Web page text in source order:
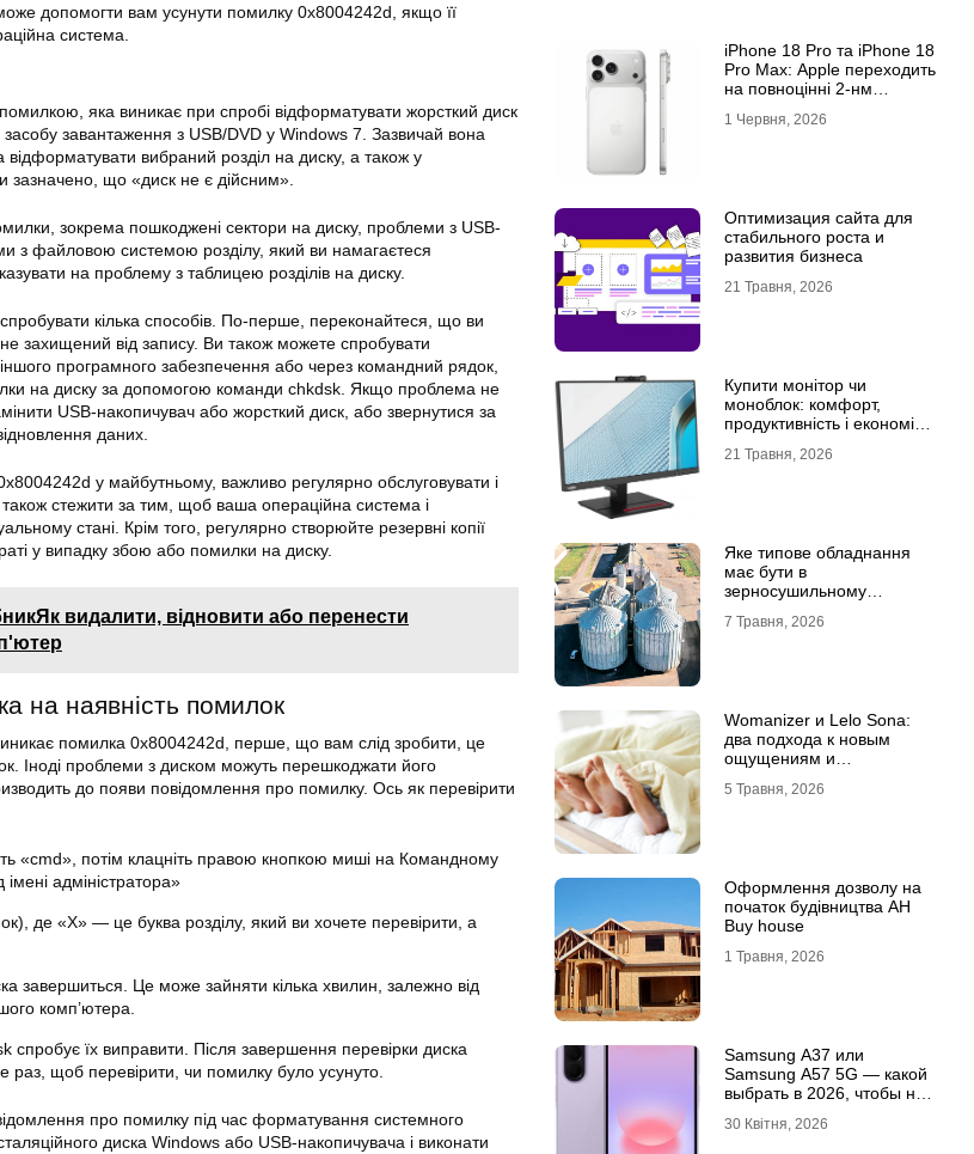
допомогти вам усунути помилку 0x8004242d, якщо її
система.
яка виникає при спробі відформатувати жорсткий диск
завантаження з USB/DVD у Windows 7. Зазвичай вона
вибраний розділ на диску, а також у
зазначено, що «диск не є дійсним».
зокрема пошкоджені сектори на диску, проблеми з USB-
з файловою системою розділу, який ви намагаєтеся
на проблему з таблицею розділів на диску.
кілька способів. По-перше, переконайтеся, що ви
захищений від запису. Ви також можете спробувати
програмного забезпечення або через командний рядок,
на диску за допомогою команди chkdsk. Якщо проблема не
USB-накопичувач або жорсткий диск, або звернутися за
даних.
у майбутньому, важливо регулярно обслуговувати і
також стежити за тим, щоб ваша операційна система і
стані. Крім того, регулярно створюйте резервні копії
у випадку збою або помилки на диску.
видалити, відновити або перенести
на наявність помилок
помилка 0x8004242d, перше, що вам слід зробити, це
Іноді проблеми з диском можуть перешкоджати його
до появи повідомлення про помилку. Ось як перевірити
«cmd», потім клацніть правою кнопкою миші на Командному
імені адміністратора»
де «X» — це буква розділу, який ви хочете перевірити, а
завершиться. Це може зайняти кілька хвилин, залежно від
комп’ютера.
їх виправити. Після завершення перевірки диска
раз, щоб перевірити, чи помилку було усунуто.
про помилку під час форматування системного
диска Windows або USB-накопичувача і виконати
iPhone 18 Pro та iPhone 18
Pro Max: Apple переходить
на повноцінні 2-нм
1 Червня, 2026
Оптимизация сайта для
стабильного роста и
развития бизнеса
21 Травня, 2026
Купити монітор чи
моноблок: комфорт,
продуктивність і економія
21 Травня, 2026
Яке типове обладнання
має бути в
зерносушильному
7 Травня, 2026
Womanizer и Lelo Sona:
два подхода к новым
ощущениям и
5 Травня, 2026
Оформлення дозволу на
початок будівництва АН
Buy house
1 Травня, 2026
Samsung A37 или
Samsung A57 5G — какой
выбрать в 2026, чтобы не
30 Квітня, 2026